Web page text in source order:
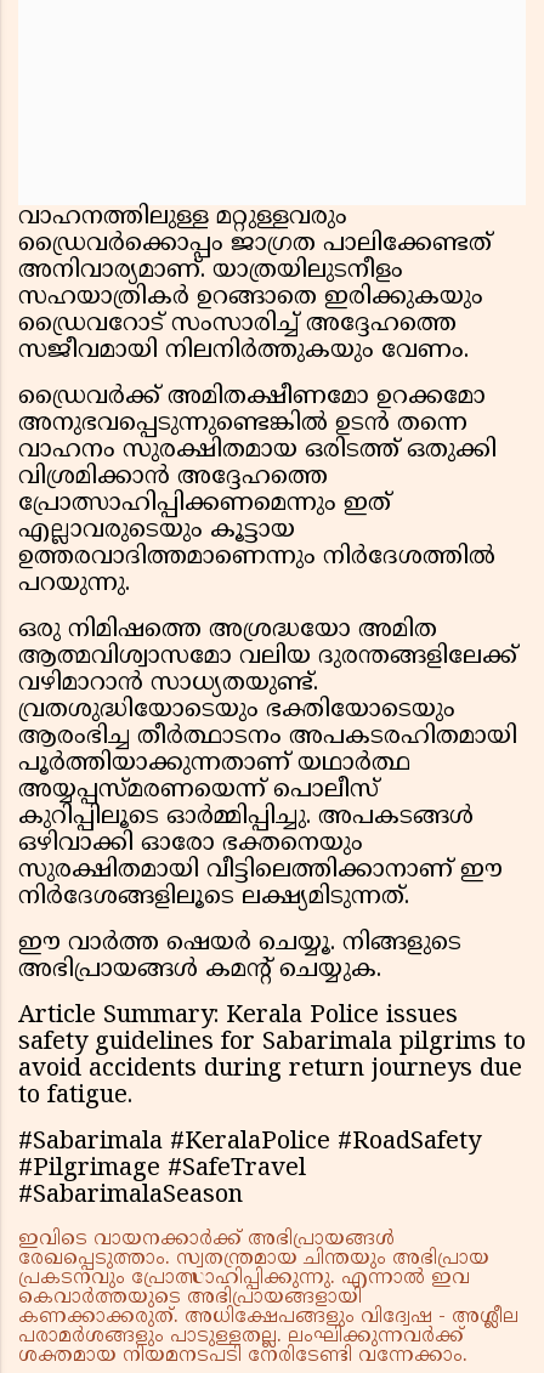
വാഹനത്തിലുള്ള മറ്റുള്ളവരും
ഡ്രൈവർക്കൊപ്പം ജാഗ്രത പാലിക്കേണ്ടത്
അനിവാര്യമാണ്. യാത്രയിലുടനീളം
സഹയാത്രികർ ഉറങ്ങാതെ ഇരിക്കുകയും
ഡ്രൈവറോട് സംസാരിച്ച് അദ്ദേഹത്തെ
സജീവമായി നിലനിർത്തുകയും വേണം.
ഡ്രൈവർക്ക് അമിതക്ഷീണമോ ഉറക്കമോ
അനുഭവപ്പെടുന്നുണ്ടെങ്കിൽ ഉടൻ തന്നെ
വാഹനം സുരക്ഷിതമായ ഒരിടത്ത് ഒതുക്കി
വിശ്രമിക്കാൻ അദ്ദേഹത്തെ
പ്രോത്സാഹിപ്പിക്കണമെന്നും ഇത്
എല്ലാവരുടെയും കൂട്ടായ
ഉത്തരവാദിത്തമാണെന്നും നിർദേശത്തിൽ
പറയുന്നു.
ഒരു നിമിഷത്തെ അശ്രദ്ധയോ അമിത
ആത്മവിശ്വാസമോ വലിയ ദുരന്തങ്ങളിലേക്ക്
വഴിമാറാൻ സാധ്യതയുണ്ട്.
വ്രതശുദ്ധിയോടെയും ഭക്തിയോടെയും
ആരംഭിച്ച തീർത്ഥാടനം അപകടരഹിതമായി
പൂർത്തിയാക്കുന്നതാണ് യഥാർത്ഥ
അയ്യപ്പസ്മരണയെന്ന് പൊലീസ്
കുറിപ്പിലൂടെ ഓർമ്മിപ്പിച്ചു. അപകടങ്ങൾ
ഒഴിവാക്കി ഓരോ ഭക്തനെയും
സുരക്ഷിതമായി വീട്ടിലെത്തിക്കാനാണ് ഈ
നിർദേശങ്ങളിലൂടെ ലക്ഷ്യമിടുന്നത്.
ഈ വാർത്ത ഷെയർ ചെയ്യൂ. നിങ്ങളുടെ
അഭിപ്രായങ്ങൾ കമൻ്റ് ചെയ്യുക.
Article Summary: Kerala Police issues
safety guidelines for Sabarimala pilgrims to
avoid accidents during return journeys due
to fatigue.
#Sabarimala #KeralaPolice #RoadSafety
#Pilgrimage #SafeTravel
#SabarimalaSeason
ഇവിടെ വായനക്കാർക്ക് അഭിപ്രായങ്ങൾ
രേഖപ്പെടുത്താം. സ്വതന്ത്രമായ ചിന്തയും അഭിപ്രായ
പ്രകടനവും പ്രോത്സാഹിപ്പിക്കുന്നു. എന്നാൽ ഇവ
കെവാർത്തയുടെ അഭിപ്രായങ്ങളായി
കണക്കാക്കരുത്. അധിക്ഷേപങ്ങളും വിദ്വേഷ - അശ്ലീല
പരാമർശങ്ങളും പാടുള്ളതല്ല. ലംഘിക്കുന്നവർക്ക്
ശക്തമായ നിയമനടപടി നേരിടേണ്ടി വന്നേക്കാം.